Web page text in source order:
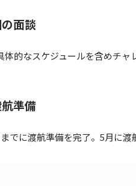
面談
的なスケジュールを含めチャ
準備
でに渡航準備を完了。5月に渡